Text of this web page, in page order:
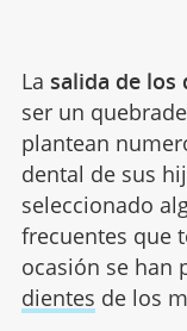
La salida de los
ser un
plantean
dental de sus
seleccionado
frecuentes que
ocasión se han
dientes de los